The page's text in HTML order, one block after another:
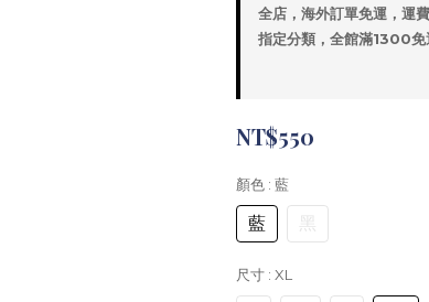
全店，海外訂單免運，運
指定分類，全館滿1300
NT$550
顏色 : 藍
藍 黑
尺寸 : XL